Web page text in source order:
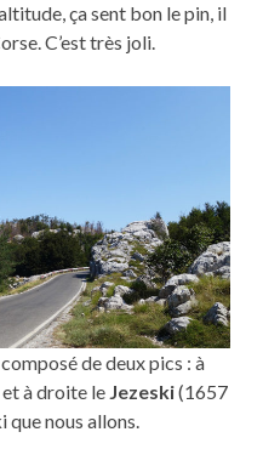
ça sent bon le pin, il
C’est très joli.
de deux pics : à
à droite le Jezeski(1657
que nous allons.